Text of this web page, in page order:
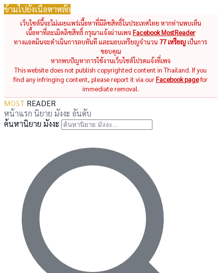
ข้ามไปยังเนื้อหาหลัก
เว็บไซต์นี้จะไม่เผยแพร่เนื้อหาที่มีลิขสิทธิ์ในประเทศไทย หากท่านพบเห็น
เนื้อหาที่ละเมิดลิขสิทธิ์ กรุณาแจ้งผ่านเพจ Facebook MostReader
ทางแอดมินจะดำเนินการลบทันที และมอบเหรียญจำนวน 77 เหรียญเป็นการ
ขอบคุณ
หากพบปัญหาการใช้งานเว็บไซต์โปรดแจ้งที่เพจ
This website does not publish copyrighted content in Thailand. If you
find any infringing content, please report it via ourFacebook pagefor
immediate removal.
MOST READER
หน้าแรก นิยาย มังงะ อันดับ
ค้นหานิยาย มังงะ